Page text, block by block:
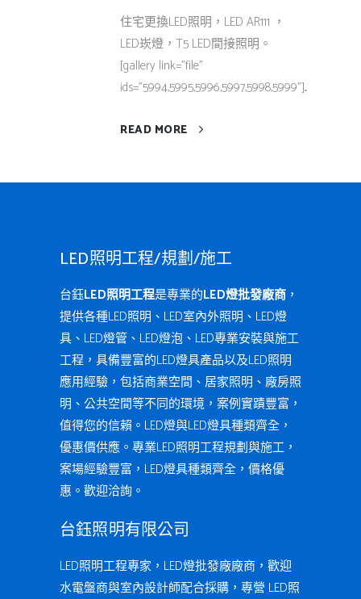
住宅更換LED照明，LED AR111 ，
LED崁燈，T5 LED間接照明。
[gallery link="file"
ids="5994,5995,5996,5997,5998,5999"]...
READ MORE
LED照明工程/規劃/施工
台鈺LED照明工程是專業的LED燈批發廠商 ，
提供各種LED照明、LED室內外照明、LED燈
具、LED燈管、LED燈泡、LED專業安裝與施工
工程，具備豐富的LED燈具產品以及LED照明
應用經驗，包括商業空間、居家照明、廠房照
明、公共空間等不同的環境，案例實蹟豐富，
值得您的信賴。LED燈與LED燈具種類齊全，
優惠價供應。專業LED照明工程規劃與施工，
案場經驗豐富，LED燈具種類齊全，價格優
惠。歡迎洽詢。
台鈺照明有限公司
LED照明工程專家，LED燈批發廠廠商，歡迎
水電盤商與室內設計師配合採購，專營 LED照